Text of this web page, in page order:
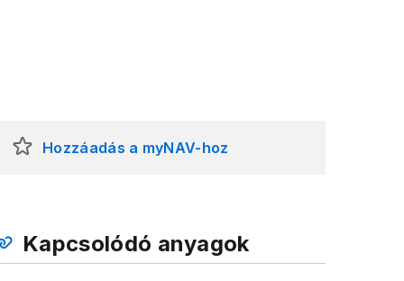
Hozzáadás a myNAV-hoz
Kapcsolódó anyagok